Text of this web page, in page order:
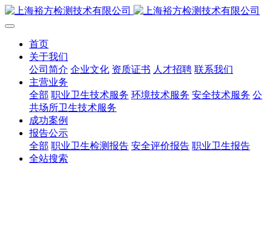
首页
关于我们
公司简介 企业文化 资质证书 人才招聘 联系我们
主营业务
全部 职业卫生技术服务 环境技术服务 安全技术服务 公
共场所卫生技术服务
成功案例
报告公示
全部 职业卫生检测报告 安全评价报告 职业卫生报告
全站搜索